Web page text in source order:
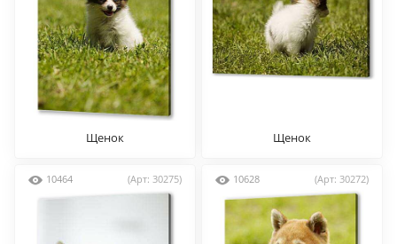
Щенок Щенок
10464 (Арт: 30275) 10628 (Арт: 30272)